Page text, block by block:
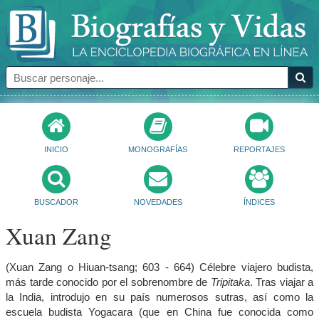
INICIO MONOGRAFÍAS REPORTAJES
BUSCADOR NOVEDADES ÍNDICES
Xuan Zang
(Xuan Zang o Hiuan-tsang; 603 - 664) Célebre viajero budista,
más tarde conocido por el sobrenombre de Tripitaka. Tras viajar a
la India, introdujo en su país numerosos sutras, así como la
escuela budista Yogacara (que en China fue conocida como